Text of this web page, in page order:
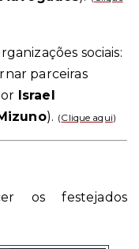
sociais:
parceiras
Israel
). (Clique aqui)
os festejados